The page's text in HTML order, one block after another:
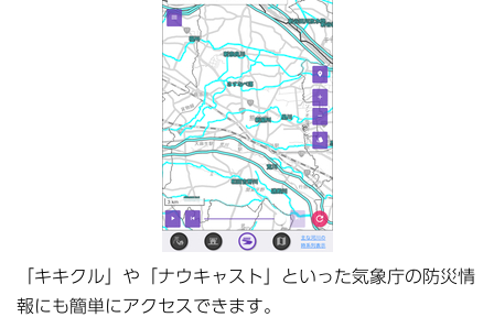
「キキクル」や「ナウキャスト」といった気象庁の防災情
報にも簡単にアクセスできます。